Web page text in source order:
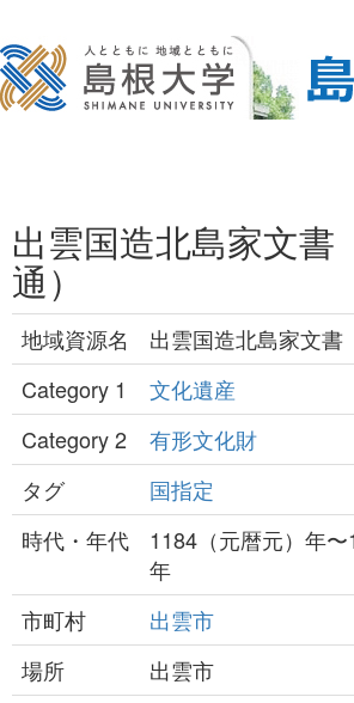
出雲国造北島家文書
通）
地域資源名
出雲国造北島家文書
Category 1
文化遺産
Category 2
有形文化財
タグ
国指定
時代・年代
1184（元暦元）年〜
年
市町村
出雲市
場所
出雲市